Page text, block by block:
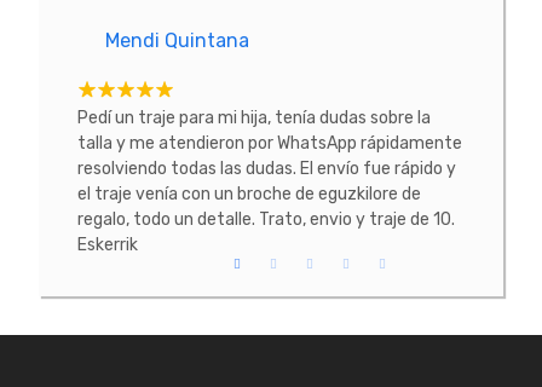
Mendi Quintana
Pedí un traje para mi hija, tenía dudas sobre la
talla y me atendieron por WhatsApp rápidamente
resolviendo todas las dudas. El envío fue rápido y
el traje venía con un broche de eguzkilore de
regalo, todo un detalle. Trato, envio y traje de 10.
Eskerrik